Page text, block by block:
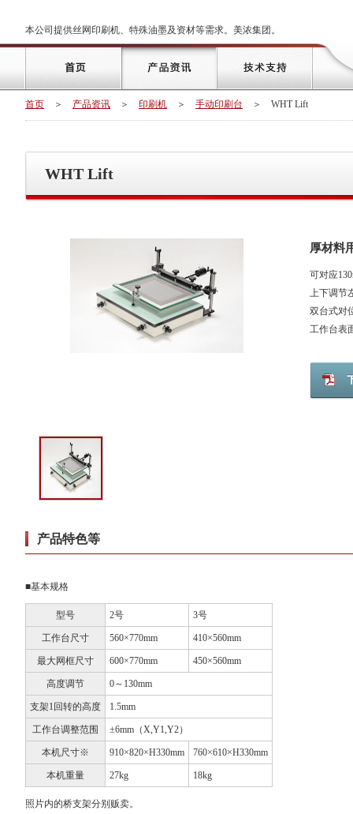
本公司提供丝网印刷机、特殊油墨及资材等需求。美浓集团。
首页 ＞ 产品资讯 ＞ 印刷机 ＞ 手动印刷台 ＞ WHT Lift
WHT Lift
厚材料
可对应
上下调节
双台式对
工作台表
产品特色等
■基本规格
型号 2号 3号
工作台尺寸 560×770mm 410×560mm
最大网框尺寸 600×770mm 450×560mm
高度调节 0～130mm
支架1回转的高度 1.5mm
工作台调整范围 ±6mm（X,Y1,Y2）
本机尺寸※ 910×820×H330mm 760×610×H330mm
本机重量 27kg 18kg
照片内的桥支架分别贩卖。